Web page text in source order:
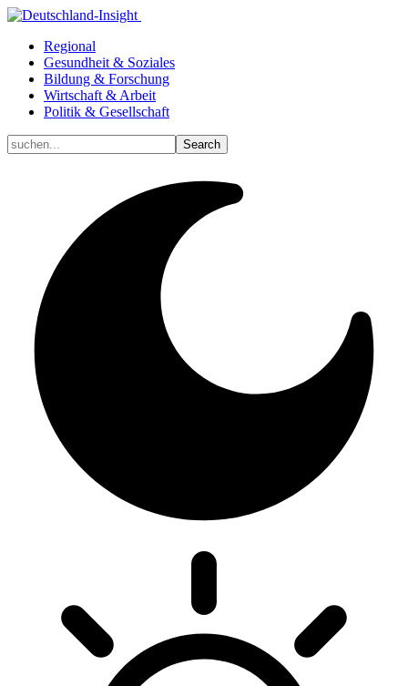
Regional
Gesundheit & Soziales
Bildung & Forschung
Wirtschaft & Arbeit
Politik & Gesellschaft